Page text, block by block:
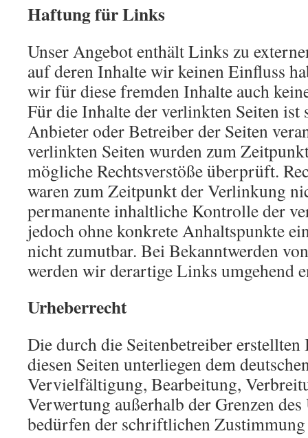
Haftung für Links
Unser Angebot enthält Links zu
auf deren Inhalte wir keinen Einfluss
wir für diese fremden Inhalte auch
Für die Inhalte der verlinkten Seiten ist
Anbieter oder Betreiber der Seiten
verlinkten Seiten wurden zum
mögliche Rechtsverstöße überprüft.
waren zum Zeitpunkt der Verlinkung
permanente inhaltliche Kontrolle der
jedoch ohne konkrete Anhaltspunkte
nicht zumutbar. Bei Bekanntwerden
werden wir derartige Links umgehend
Urheberrecht
Die durch die Seitenbetreiber
diesen Seiten unterliegen dem
Vervielfältigung, Bearbeitung,
Verwertung außerhalb der Grenzen
bedürfen der schriftlichen